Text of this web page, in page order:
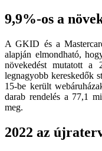
9,9%-os a
A GKID és a
alapján elmondható,
növekedést mutatott
legnagyobb kereskedők
15-be került
darab rendelés a 77,1
meg.
2022 az